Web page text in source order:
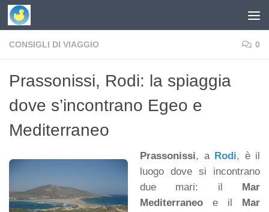
Skip to content
CONSIGLI DI VIAGGIO 0
Prassonissi, Rodi: la spiaggia
dove s’incontrano Egeo e
Mediterraneo
Prassonissi, a Rodi, è il
luogo dove si incontrano
due mari: il Mar
Mediterraneo e il Mar